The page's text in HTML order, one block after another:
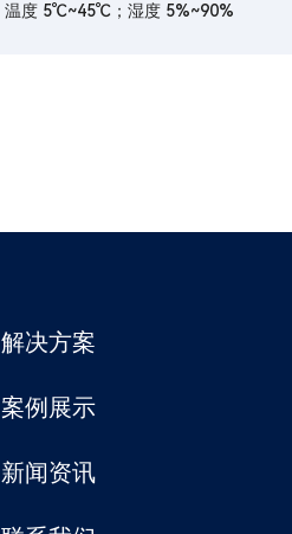
温度 5℃~45℃；湿度 5%~90%
解决方案
案例展示
新闻资讯